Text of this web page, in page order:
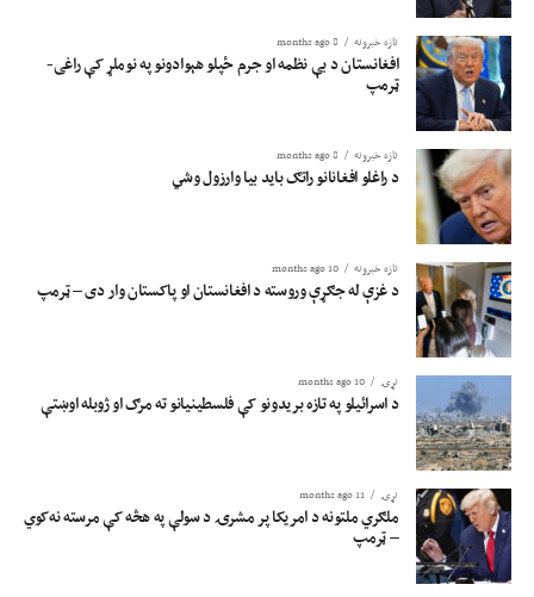
تازه خبرونه 8 months ago
افغانستان د بې نظمه او جرم ځپلو هېوادونو په نوملړ کې راغی-
ټرمپ
تازه خبرونه 8 months ago
د راغلو افغانانو راتګ باید بیا وارزول وشي
تازه خبرونه 10 months ago
د غزې له جګړې وروسته د افغانستان او پاکستان وار دی – ټرمپ
نړۍ 10 months ago
د اسرائيلو په تازه بریدونو کې فلسطینیانو ته مرګ او ژوبله اوښتې
نړۍ 11 months ago
ملګري ملتونه د امریکا پر مشرۍ د سولې په هڅه کې مرسته نه‌کوي
– ټرمپ